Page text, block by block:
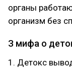
органы
организм без
З мифа о
1. Детокс